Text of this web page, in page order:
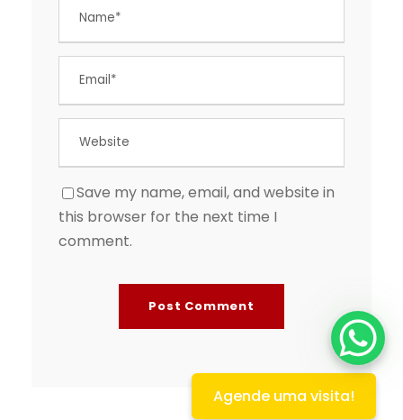
Save my name, email, and website in
this browser for the next time I
comment.
Agende uma visita!